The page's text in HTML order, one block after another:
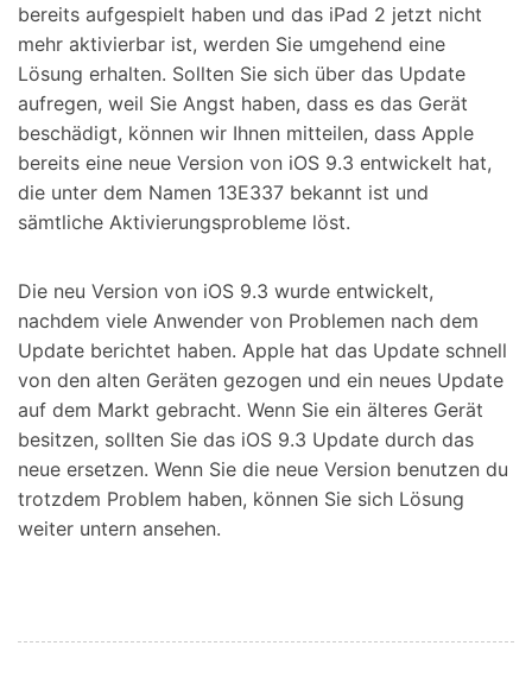
bereits aufgespielt haben und das iPad 2 jetzt nicht
mehr aktivierbar ist, werden Sie umgehend eine
Lösung erhalten. Sollten Sie sich über das Update
aufregen, weil Sie Angst haben, dass es das Gerät
beschädigt, können wir Ihnen mitteilen, dass Apple
bereits eine neue Version von iOS 9.3 entwickelt hat,
die unter dem Namen 13E337 bekannt ist und
sämtliche Aktivierungsprobleme löst.
Die neu Version von iOS 9.3 wurde entwickelt,
nachdem viele Anwender von Problemen nach dem
Update berichtet haben. Apple hat das Update schnell
von den alten Geräten gezogen und ein neues Update
auf dem Markt gebracht. Wenn Sie ein älteres Gerät
besitzen, sollten Sie das iOS 9.3 Update durch das
neue ersetzen. Wenn Sie die neue Version benutzen du
trotzdem Problem haben, können Sie sich Lösung
weiter untern ansehen.